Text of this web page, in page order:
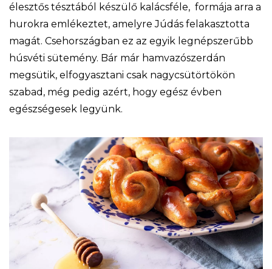
élesztős tésztából készülő kalácsféle, formája arra a
hurokra emlékeztet, amelyre Júdás felakasztotta
magát. Csehországban ez az egyik legnépszerűbb
húsvéti sütemény. Bár már hamvazószerdán
megsütik, elfogyasztani csak nagycsütörtökön
szabad, még pedig azért, hogy egész évben
egészségesek legyünk.